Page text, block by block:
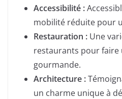
Accessibilité :
mobilité réduite pour
Restauration : Une
restaurants pour faire
gourmande.
Architecture :
un charme unique à